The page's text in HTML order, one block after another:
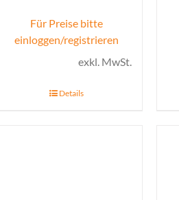
Für Preise bitte
einloggen/registrieren
exkl. MwSt.
Details